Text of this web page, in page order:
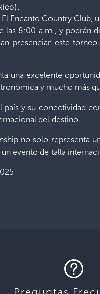
Encanto Country
las 8:00 a.m., y podrán
presenciar este
una excelente
y mucho más
país y su conectividad
del destino.
no solo representa
evento de talla
5